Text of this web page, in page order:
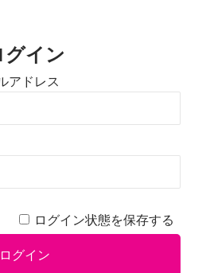
グイン
アドレス
ログイン状態を保存する